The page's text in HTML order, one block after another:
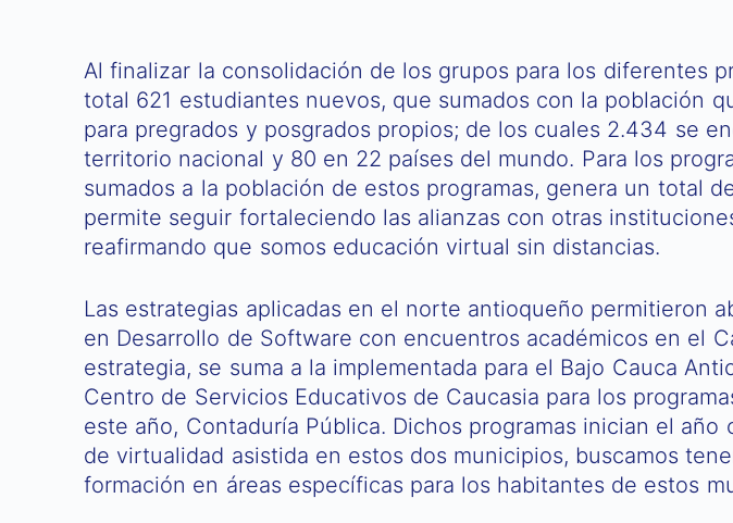
Al finalizar la consolidación de los grupos para los diferentes
total 621 estudiantes nuevos, que sumados con la población
para pregrados y posgrados propios; de los cuales 2.434 se
territorio nacional y 80 en 22 países del mundo. Para los
sumados a la población de estos programas, genera un total
permite seguir fortaleciendo las alianzas con otras
reafirmando que somos educación virtual sin distancias.
Las estrategias aplicadas en el norte antioqueño permitieron
en Desarrollo de Software con encuentros académicos en el
estrategia, se suma a la implementada para el Bajo Cauca
Centro de Servicios Educativos de Caucasia para los
este año, Contaduría Pública. Dichos programas inician el
de virtualidad asistida en estos dos municipios, buscamos
formación en áreas específicas para los habitantes de estos